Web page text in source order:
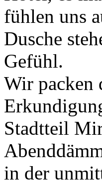
fühlen uns
Dusche
Gefühl.
Wir packen
Stadtteil
in der